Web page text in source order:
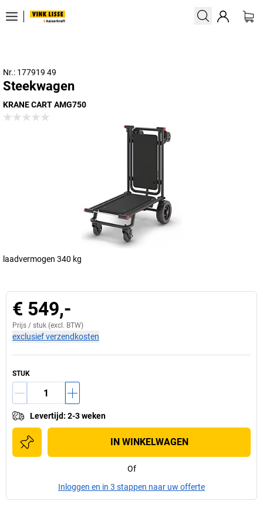
Nr.: 177919 49
Steekwagen
KRANE CART AMG750
laadvermogen 340 kg
€ 549,-
Prijs / stuk (excl. BTW)
exclusief verzendkosten
STUK
Levertijd: 2-3 weken
IN WINKELWAGEN
Of
Inloggen en in 3 stappen naar uw offerte